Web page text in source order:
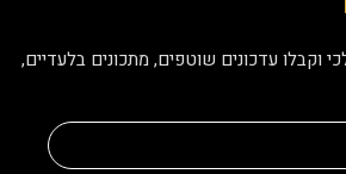
וקבלו עדכונים שוטפים, מתכונים בלעדיים,